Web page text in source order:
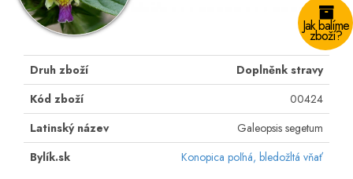
Jak balíme
zboží?
Druh zboží
Doplněnk stravy
Kód zboží
00424
Latinský název
Galeopsis segetum
Bylík.sk
Konopica poľná, bledožltá vňať